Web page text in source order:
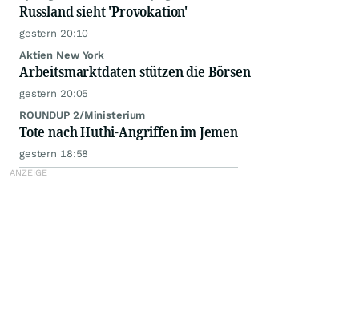
Russland sieht 'Provokation'
gestern 20:10
Aktien New York
Arbeitsmarktdaten stützen die Börsen
gestern 20:05
ROUNDUP 2/Ministerium
Tote nach Huthi-Angriffen im Jemen
gestern 18:58